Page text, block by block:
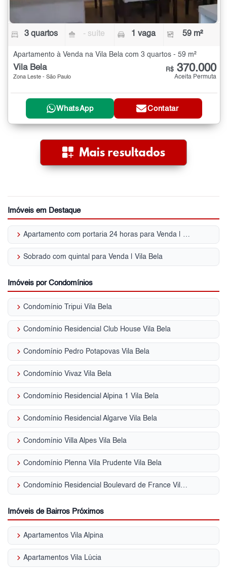
3 quartos - suíte 1 vaga 59 m²
Apartamento à Venda na Vila Bela com 3 quartos - 59 m²
Vila Bela
Zona Leste - São Paulo
R$ 370.000
Aceita Permuta
WhatsApp Contatar
Imóveis em Destaque
keyboard_arrow_right Apartamento com portaria 24 horas para Venda | Vila Bela
keyboard_arrow_right Sobrado com quintal para Venda | Vila Bela
Imóveis por Condomínios
keyboard_arrow_right Condomínio Tripui Vila Bela
keyboard_arrow_right Condomínio Residencial Club House Vila Bela
keyboard_arrow_right Condomínio Pedro Potapovas Vila Bela
keyboard_arrow_right Condomínio Vivaz Vila Bela
keyboard_arrow_right Condomínio Residencial Alpina 1 Vila Bela
keyboard_arrow_right Condomínio Residencial Algarve Vila Bela
keyboard_arrow_right Condomínio Villa Alpes Vila Bela
keyboard_arrow_right Condomínio Plenna Vila Prudente Vila Bela
keyboard_arrow_right Condomínio Residencial Boulevard de France Vila Bela
Imóveis de Bairros Próximos
keyboard_arrow_right Apartamentos Vila Alpina
keyboard_arrow_right Apartamentos Vila Lúcia